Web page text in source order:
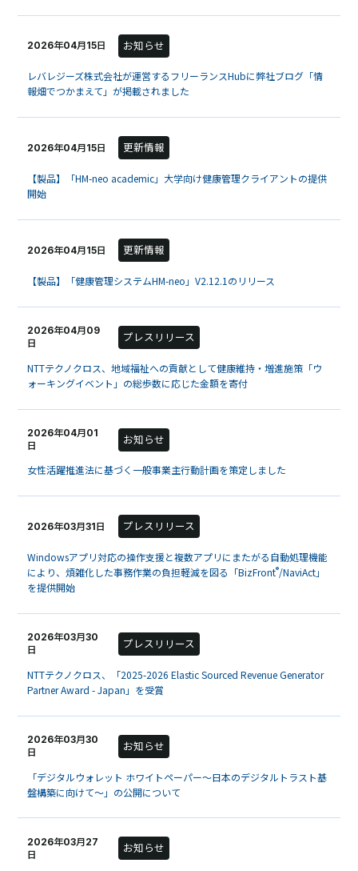
2026年04月15日 お知らせ
レバレジーズ株式会社が運営するフリーランスHubに弊社ブログ「情
報畑でつかまえて」が掲載されました
2026年04月15日 更新情報
【製品】「HM-neo academic」大学向け健康管理クライアントの提供
開始
2026年04月15日 更新情報
【製品】「健康管理システムHM-neo」V2.12.1のリリース
2026年04月09
日
プレスリリース
NTTテクノクロス、地域福祉への貢献として健康維持・増進施策「ウ
ォーキングイベント」の総歩数に応じた金額を寄付
2026年04月01
日
お知らせ
女性活躍推進法に基づく一般事業主行動計画を策定しました
2026年03月31日 プレスリリース
Windowsアプリ対応の操作支援と複数アプリにまたがる自動処理機能
により、煩雑化した事務作業の負担軽減を図る「BizFront®/NaviAct」
を提供開始
2026年03月30
日
プレスリリース
NTTテクノクロス、「2025-2026 Elastic Sourced Revenue Generator
Partner Award - Japan」を受賞
2026年03月30
日
お知らせ
「デジタルウォレット ホワイトペーパー～日本のデジタルトラスト基
盤構築に向けて～」の公開について
2026年03月27
日
お知らせ